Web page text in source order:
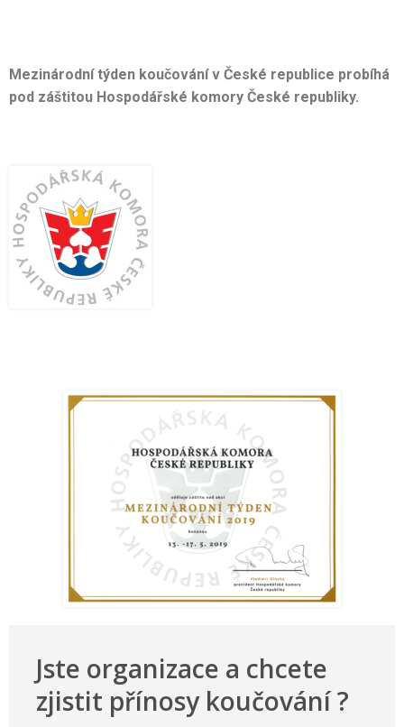
Mezinárodní týden koučování v České republice probíhá
pod záštitou Hospodářské komory České republiky.
Jste organizace a chcete
zjistit přínosy koučování ?